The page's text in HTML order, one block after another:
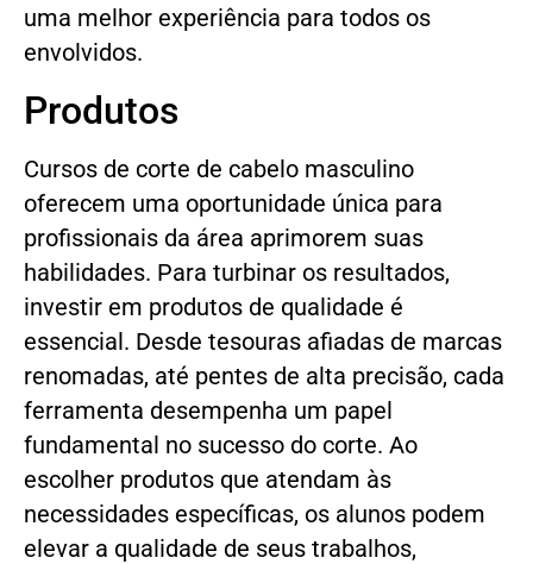
uma melhor experiência para todos os
envolvidos.
Produtos
Cursos de corte de cabelo masculino
oferecem uma oportunidade única para
profissionais da área aprimorem suas
habilidades. Para turbinar os resultados,
investir em produtos de qualidade é
essencial. Desde tesouras afiadas de marcas
renomadas, até pentes de alta precisão, cada
ferramenta desempenha um papel
fundamental no sucesso do corte. Ao
escolher produtos que atendam às
necessidades específicas, os alunos podem
elevar a qualidade de seus trabalhos,